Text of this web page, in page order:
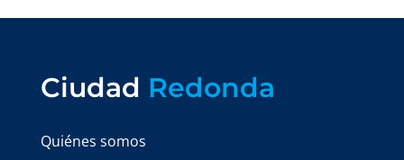
Ciudad Redonda
Quiénes somos